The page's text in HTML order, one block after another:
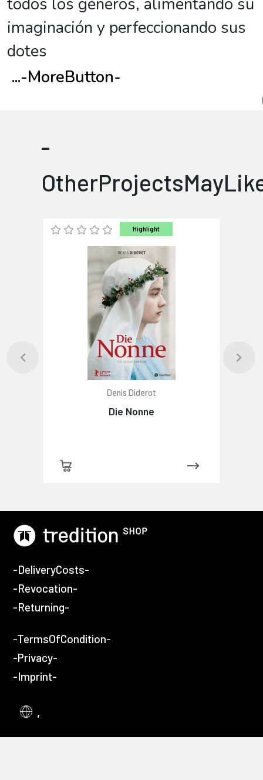
todos los géneros, alimentando su
imaginación y perfeccionando sus
dotes
...-MoreButton-
-
Highlight
Denis Diderot
Die Nonne
-DeliveryCosts-
-Revocation-
-Returning-
-TermsOfCondition-
-Privacy-
-Imprint-
,